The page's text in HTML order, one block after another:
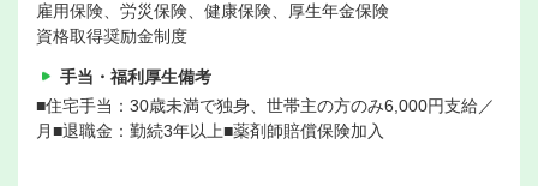
雇用保険、労災保険、健康保険、厚生年金保険
資格取得奨励金制度
手当・福利厚生備考
■住宅手当：30歳未満で独身、世帯主の方のみ6,000円支給／
月■退職金：勤続3年以上■薬剤師賠償保険加入